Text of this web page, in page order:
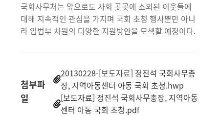
국회사무처는 앞으로도 사회 곳곳에 소외된 이웃들에
대해 지속적인 관심을 가지며 국회 초청 행사뿐만 아니
라 입법부 차원의 다양한 지원방안을 모색할 예정이다.
첨부파
일
20130228-[보도자료] 정진석 국회사무총
장, 지역아동센터 아동 국회 초청.hwp
[보도자료] 정진석 국회사무총장, 지역아동
센터 아동 국회 초청.pdf